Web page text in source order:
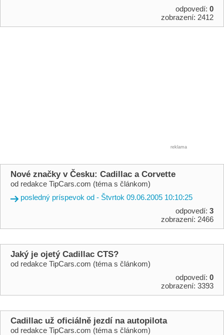
odpovedí: 0
zobrazení: 2412
reklama
Nové značky v Česku: Cadillac a Corvette
od redakce TipCars.com (téma s článkom)
posledný príspevok od - Štvrtok 09.06.2005 10:10:25
odpovedí: 3
zobrazení: 2466
Jaký je ojetý Cadillac CTS?
od redakce TipCars.com (téma s článkom)
odpovedí: 0
zobrazení: 3393
Cadillac už oficiálně jezdí na autopilota
od redakce TipCars.com (téma s článkom)